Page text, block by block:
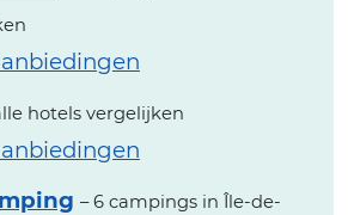
hotels vergelijken
– 6 campings in Île-de-